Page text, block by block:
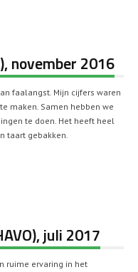
november 2016
faalangst. Mijn cijfers waren
maken. Samen hebben we
te doen. Het heeft heel
taart gebakken.
juli 2017
ruime ervaring in het